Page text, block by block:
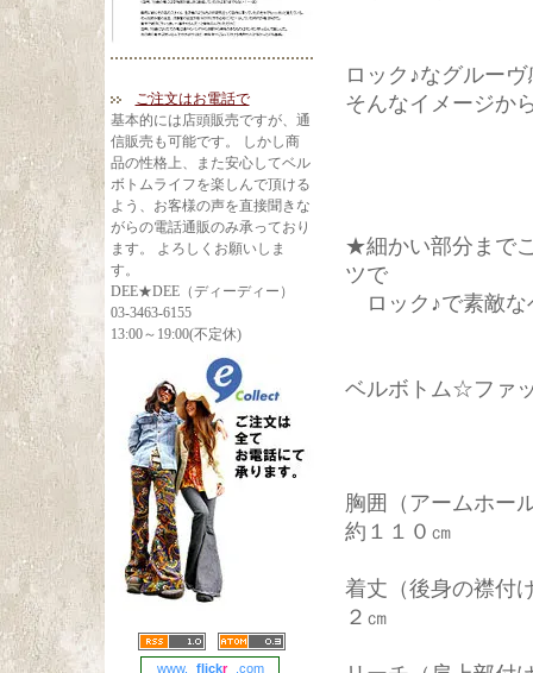
ご注文はお電話で
基本的には店頭販売ですが、通
信販売も可能です。 しかし商
品の性格上、また安心してベル
ボトムライフを楽しんで頂ける
よう、お客様の声を直接聞きな
がらの電話通販のみ承っており
ます。 よろしくお願いしま
す。
DEE★DEE（ディーディー）
03-3463-6155
13:00～19:00(不定休)
www. flickr .com
ロック♪なグルー
そんなイメージか
★細かい部分まで
ツで
ロック♪で素敵な
ベルボトム☆ファ
胸囲（アームホ
約１１０㎝
着丈（後身の襟
２㎝